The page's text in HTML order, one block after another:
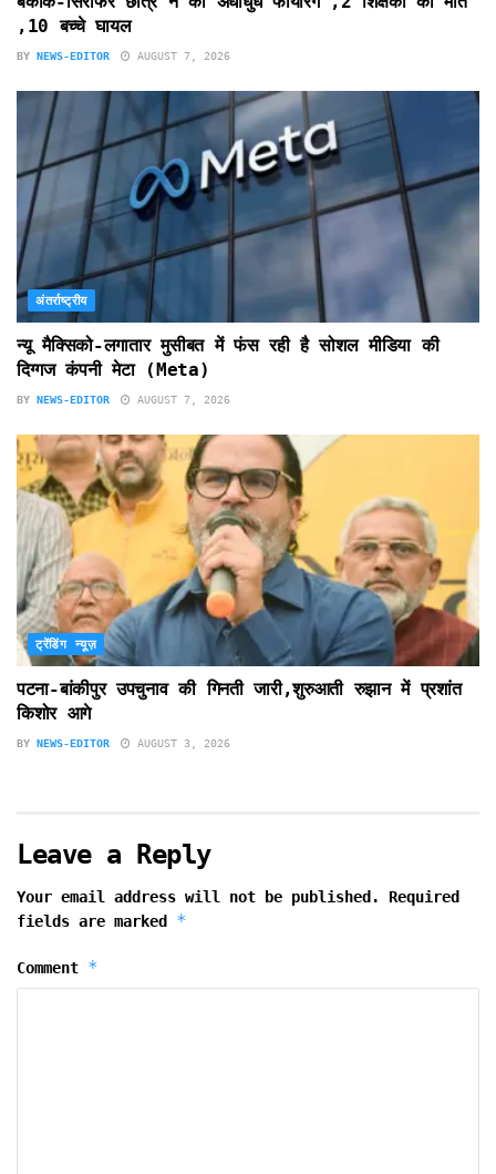
,10 बच्चे घायल
BY NEWS-EDITOR AUGUST 7, 2026
अंतर्राष्ट्रीय
न्यू मैक्सिको-लगातार मुसीबत में फंस रही है सोशल मीडिया की
दिग्गज कंपनी मेटा (Meta)
BY NEWS-EDITOR AUGUST 7, 2026
ट्रेंडिंग न्यूज़
पटना-बांकीपुर उपचुनाव की गिनती जारी,शुरुआती रुझान में प्रशांत
किशोर आगे
BY NEWS-EDITOR AUGUST 3, 2026
Leave a Reply
Your email address will not be published.
Required
fields are marked *
Comment *